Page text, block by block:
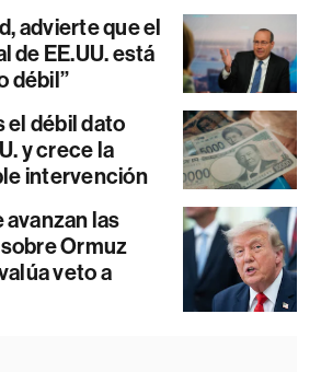
advierte que el
de EE.UU. está
débil”
el débil dato
y crece la
intervención
las
Ormuz
veto a